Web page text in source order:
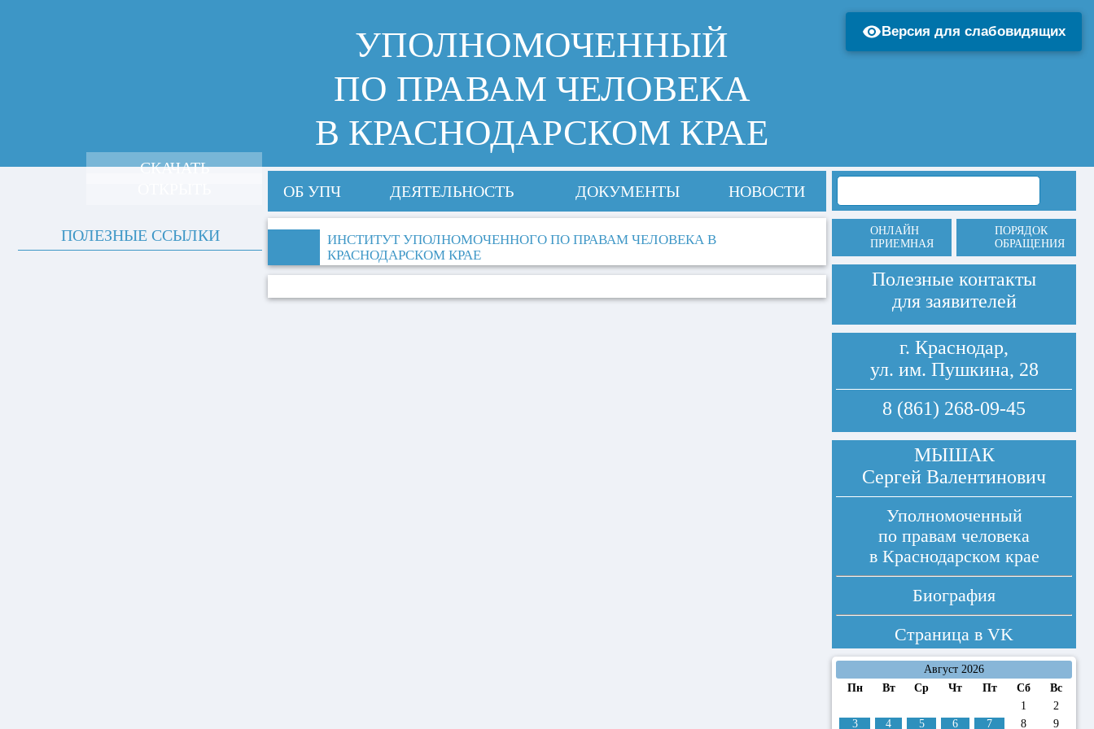
УПОЛНОМОЧЕННЫЙ
ПО ПРАВАМ ЧЕЛОВЕКА
В КРАСНОДАРСКОМ КРАЕ
ОБ УПЧ ДЕЯТЕЛЬНОСТЬ ДОКУМЕНТЫ НОВОСТИ
ИНСТИТУТ УПОЛНОМОЧЕННОГО ПО ПРАВАМ ЧЕЛОВЕКА В
КРАСНОДАРСКОМ КРАЕ
СКАЧАТЬ
ПОЛЕЗНЫЕ ССЫЛКИ
ОНЛАЙН
ПРИЕМНАЯ
ПОРЯДОК
ОБРАЩЕНИЯ
Полезные контакты
для заявителей
г. Краснодар,
ул. им. Пушкина, 28
8 (861) 268-09-45
МЫШАК
Сергей Валентинович
Уполномоченный
по правам человека
в Краснодарском крае
Биография
Страница в VK
Август 2026
Пн
Вт Ср Чт Пт Сб
Вс
1
2
3
4 5 6 7 8 9
Версия для слабовидящих